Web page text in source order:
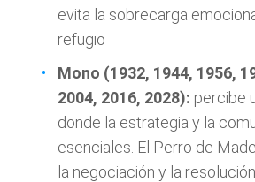
evita la sobrecarga
refugio
Mono (1932, 1944, 1956,
2004, 2016, 2028): percibe
donde la estrategia y la
esenciales. El Perro de
la negociación y la